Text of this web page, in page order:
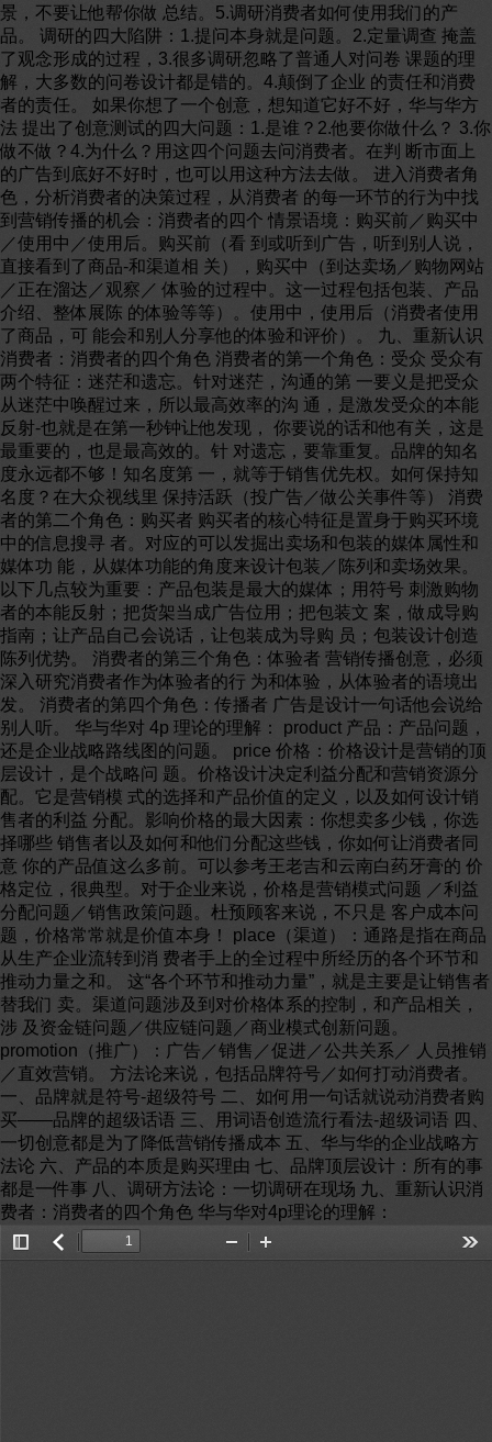
景，不要让他帮你做 总结。5.调研消费者如何使用我们的产
品。 调研的四大陷阱：1.提问本身就是问题。2.定量调查 掩盖
了观念形成的过程，3.很多调研忽略了普通人对问卷 课题的理
解，大多数的问卷设计都是错的。4.颠倒了企业 的责任和消费
者的责任。 如果你想了一个创意，想知道它好不好，华与华方
法 提出了创意测试的四大问题：1.是谁？2.他要你做什么？ 3.你
做不做？4.为什么？用这四个问题去问消费者。在判 断市面上
的广告到底好不好时，也可以用这种方法去做。 进入消费者角
色，分析消费者的决策过程，从消费者 的每一环节的行为中找
到营销传播的机会：消费者的四个 情景语境：购买前／购买中
／使用中／使用后。购买前（看 到或听到广告，听到别人说，
直接看到了商品-和渠道相 关），购买中（到达卖场／购物网站
／正在溜达／观察／ 体验的过程中。这一过程包括包装、产品
介绍、整体展陈 的体验等等）。使用中，使用后（消费者使用
了商品，可 能会和别人分享他的体验和评价）。 九、重新认识
消费者：消费者的四个角色 消费者的第一个角色：受众 受众有
两个特征：迷茫和遗忘。针对迷茫，沟通的第 一要义是把受众
从迷茫中唤醒过来，所以最高效率的沟 通，是激发受众的本能
反射-也就是在第一秒钟让他发现， 你要说的话和他有关，这是
最重要的，也是最高效的。针 对遗忘，要靠重复。品牌的知名
度永远都不够！知名度第 一，就等于销售优先权。如何保持知
名度？在大众视线里 保持活跃（投广告／做公关事件等） 消费
者的第二个角色：购买者 购买者的核心特征是置身于购买环境
中的信息搜寻 者。对应的可以发掘出卖场和包装的媒体属性和
媒体功 能，从媒体功能的角度来设计包装／陈列和卖场效果。
以下几点较为重要：产品包装是最大的媒体；用符号 刺激购物
者的本能反射；把货架当成广告位用；把包装文 案，做成导购
指南；让产品自己会说话，让包装成为导购 员；包装设计创造
陈列优势。 消费者的第三个角色：体验者 营销传播创意，必须
深入研究消费者作为体验者的行 为和体验，从体验者的语境出
发。 消费者的第四个角色：传播者 广告是设计一句话他会说给
别人听。 华与华对 4p 理论的理解： product 产品：产品问题，
还是企业战略路线图的问题。 price 价格：价格设计是营销的顶
层设计，是个战略问 题。价格设计决定利益分配和营销资源分
配。它是营销模 式的选择和产品价值的定义，以及如何设计销
售者的利益 分配。影响价格的最大因素：你想卖多少钱，你选
择哪些 销售者以及如何和他们分配这些钱，你如何让消费者同
意 你的产品值这么多前。可以参考王老吉和云南白药牙膏的 价
格定位，很典型。对于企业来说，价格是营销模式问题 ／利益
分配问题／销售政策问题。杜预顾客来说，不只是 客户成本问
题，价格常常就是价值本身！ place（渠道）：通路是指在商品
从生产企业流转到消 费者手上的全过程中所经历的各个环节和
推动力量之和。 这“各个环节和推动力量”，就是主要是让销售者
替我们 卖。渠道问题涉及到对价格体系的控制，和产品相关，
涉 及资金链问题／供应链问题／商业模式创新问题。
promotion（推广）：广告／销售／促进／公共关系／ 人员推销
／直效营销。 方法论来说，包括品牌符号／如何打动消费者。
一、品牌就是符号-超级符号 二、如何用一句话就说动消费者购
买——品牌的超级话语 三、用词语创造流行看法-超级词语 四、
一切创意都是为了降低营销传播成本 五、华与华的企业战略方
法论 六、产品的本质是购买理由 七、品牌顶层设计：所有的事
都是一件事 八、调研方法论：一切调研在现场 九、重新认识消
费者：消费者的四个角色 华与华对4p理论的理解：
Toggle返
Zoom